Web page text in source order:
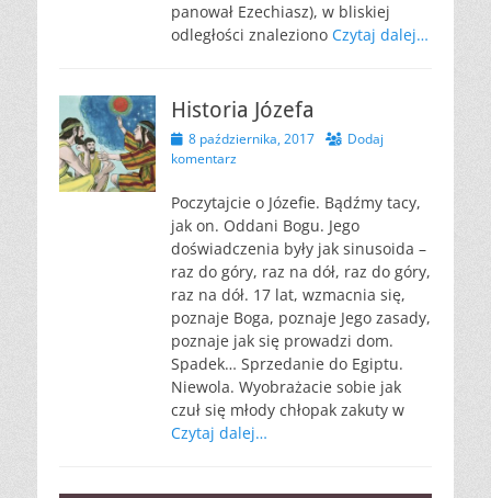
panował Ezechiasz), w bliskiej
odległości znaleziono Czytaj dalej…
Historia Józefa
Opublikowano
8 października, 2017
Dodaj
komentarz
Poczytajcie o Józefie. Bądźmy tacy,
jak on. Oddani Bogu. Jego
doświadczenia były jak sinusoida –
raz do góry, raz na dół, raz do góry,
raz na dół. 17 lat, wzmacnia się,
poznaje Boga, poznaje Jego zasady,
poznaje jak się prowadzi dom.
Spadek… Sprzedanie do Egiptu.
Niewola. Wyobrażacie sobie jak
czuł się młody chłopak zakuty w
Czytaj dalej…